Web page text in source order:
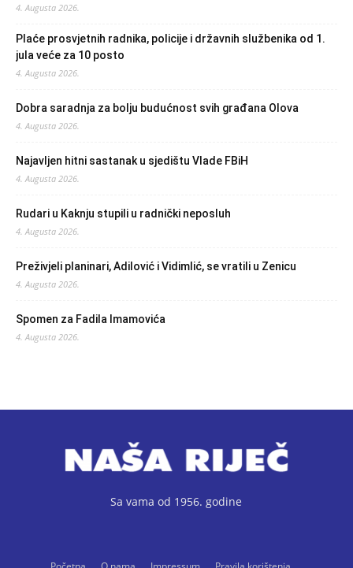
4. Augusta 2026.
Plaće prosvjetnih radnika, policije i državnih službenika od 1.
jula veće za 10 posto
4. Augusta 2026.
Dobra saradnja za bolju budućnost svih građana Olova
4. Augusta 2026.
Najavljen hitni sastanak u sjedištu Vlade FBiH
4. Augusta 2026.
Rudari u Kaknju stupili u radnički neposluh
4. Augusta 2026.
Preživjeli planinari, Adilović i Vidimlić, se vratili u Zenicu
4. Augusta 2026.
Spomen za Fadila Imamovića
4. Augusta 2026.
Sa vama od 1956. godine